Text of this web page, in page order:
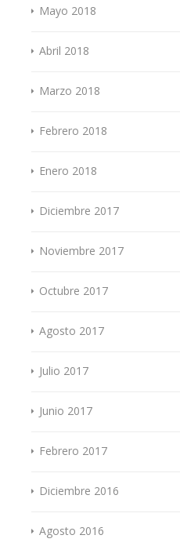
Mayo 2018
Abril 2018
Marzo 2018
Febrero 2018
Enero 2018
Diciembre 2017
Noviembre 2017
Octubre 2017
Agosto 2017
Julio 2017
Junio 2017
Febrero 2017
Diciembre 2016
Agosto 2016